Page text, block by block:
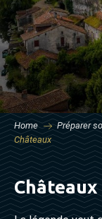
Home Préparer
Châteaux
Châteaux